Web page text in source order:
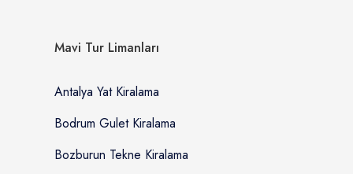
Mavi Tur Limanları
Antalya Yat Kiralama
Bodrum Gulet Kiralama
Bozburun Tekne Kiralama